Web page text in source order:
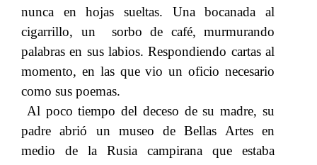
nunca en hojas sueltas. Una bocanada al
cigarrillo, un sorbo de café, murmurando
palabras en sus labios. Respondiendo cartas al
momento, en las que vio un oficio necesario
como sus poemas.
Al poco tiempo del deceso de su madre, su
padre abrió un museo de Bellas Artes en
medio de la Rusia campirana que estaba